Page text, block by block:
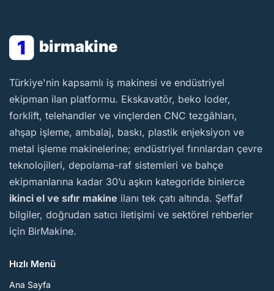
1 birmakine
BirMakine
Türkiye'nin kapsamlı iş makinesi ve endüstriyel
ekipman ilan platformu. Ekskavatör, beko loder,
forklift, telehandler ve vinçlerden CNC tezgâhları,
ahşap işleme, ambalaj, baskı, plastik enjeksiyon ve
metal işleme makinelerine; endüstriyel fırınlardan çevre
teknolojileri, depolama-raf sistemleri ve bahçe
ekipmanlarına kadar 30’u aşkın kategoride binlerce
ikinci el ve sıfır makine ilanı tek çatı altında. Şeffaf
bilgiler, doğrudan satıcı iletişimi ve sektörel rehberler
için BirMakine.
Hızlı Menü
Ana Sayfa